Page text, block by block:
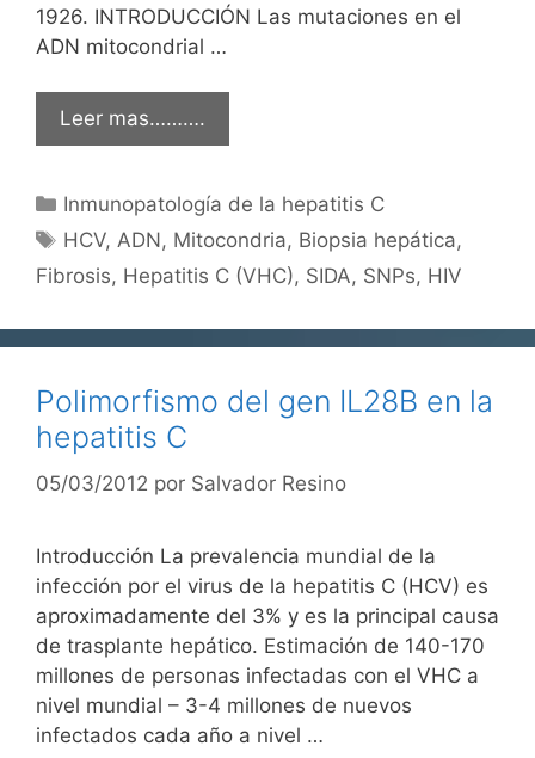
1926. INTRODUCCIÓN Las mutaciones en el
ADN mitocondrial …
Leer mas……….
Categorías
Inmunopatología de la hepatitis C
Etiquetas
HCV,ADN, Mitocondria, Biopsia hepática,
Fibrosis, Hepatitis C (VHC), SIDA, SNPs, HIV
Polimorfismo del gen IL28B en la
hepatitis C
05/03/2012 por Salvador Resino
Introducción La prevalencia mundial de la
infección por el virus de la hepatitis C (HCV) es
aproximadamente del 3% y es la principal causa
de trasplante hepático. Estimación de 140-170
millones de personas infectadas con el VHC a
nivel mundial – 3-4 millones de nuevos
infectados cada año a nivel …